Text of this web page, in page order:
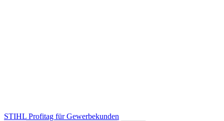
STIHL Profitag für Gewerbekunden